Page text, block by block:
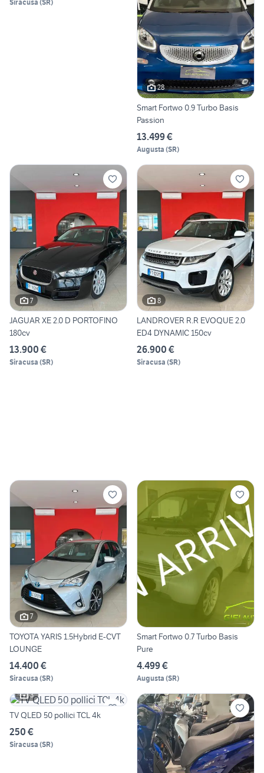
Siracusa (SR)
28
Smart Fortwo 0.9 Turbo Basis
Passion
13.499 €
Augusta (SR)
7
JAGUAR XE 2.0 D PORTOFINO
180cv
13.900 €
Siracusa (SR)
8
LANDROVER R.R EVOQUE 2.0
ED4 DYNAMIC 150cv
26.900 €
Siracusa (SR)
7
TOYOTA YARIS 1.5Hybrid E-CVT
LOUNGE
14.400 €
Siracusa (SR)
Smart Fortwo 0.7 Turbo Basis
Pure
4.499 €
Augusta (SR)
3
TV QLED 50 pollici TCL 4k
250 €
Siracusa (SR)